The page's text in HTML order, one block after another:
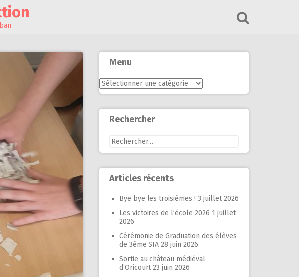
Menu
Menu
Rechercher
Rechercher :
Articles récents
Bye bye les troisièmes ! 3 juillet 2026
Les victoires de l’école 2026 1 juillet
2026
Cérémonie de Graduation des élèves
de 3ème SIA 28 juin 2026
Sortie au château médiéval
d’Oricourt 23 juin 2026